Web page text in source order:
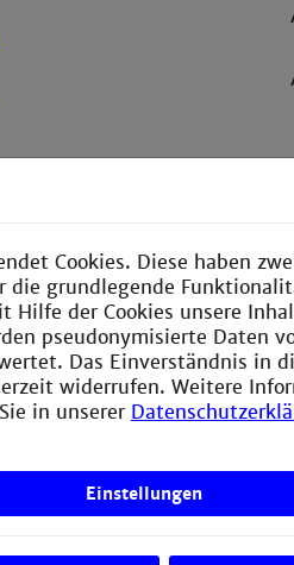
Konstantan
einer Leuchtstoffröhre
Cookies. Diese haben
die grundlegende
Hilfe der Cookies unsere
pseudonymisierte Daten
Das Einverständnis in
widerrufen. Weitere
in unserer
Einstellungen